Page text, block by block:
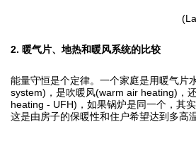
2. 暖气片、地热和暖风系统的比较
能量守恒是个定律。一个家庭是用暖气片
system)，是吹暖风(warm air heating)，
heating - UFH)，如果锅炉是同一个，其
这是由房子的保暖性和住户希望达到多高